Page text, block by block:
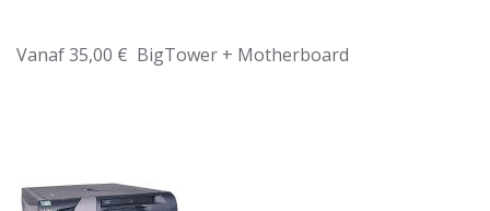
Vanaf 35,00 € BigTower + Motherboard